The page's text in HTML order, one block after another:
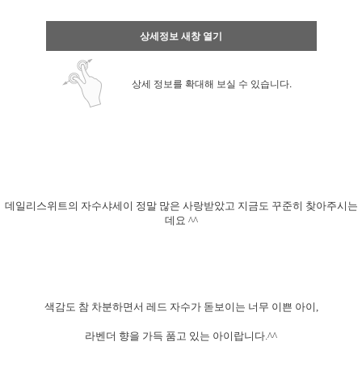
상세정보 새창 열기
상세 정보를 확대해 보실 수 있습니다.
데일리스위트의 자수샤세이 정말 많은 사랑받았고 지금도 꾸준히 찾아주시는
데요 ^^
색감도 참 차분하면서 레드 자수가 돋보이는 너무 이쁜 아이,
라벤더 향을 가득 품고 있는 아이랍니다.^^